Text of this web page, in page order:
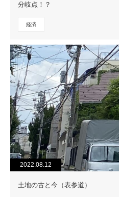
分岐点！？
経済
2022.08.12
土地の古と今（表参道）